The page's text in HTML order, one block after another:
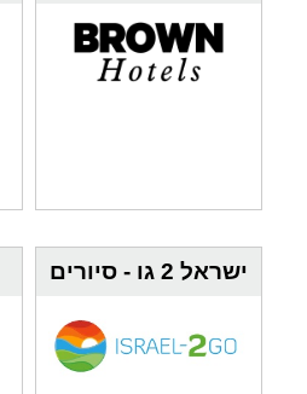
ישראל 2 גו - סיורים
קולינריים בשווקים